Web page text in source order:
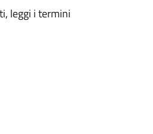
leggi i termini